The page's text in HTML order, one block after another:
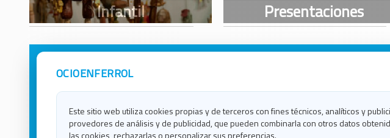
OCIOENFERROL
Este sitio web utiliza cookies propias y de terceros con fines técnicos, analíticos y
provedores de análisis y de publicidad, que pueden combinarla con otros datos
las cookies, rechazarlas o personalizar sus preferencias.
Avisos Legales
Política de Cookies
Ocio en Lugo
Ocio en Ourense